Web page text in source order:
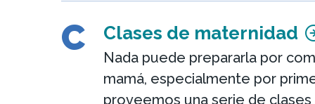
C Clases de maternidad
Nada puede prepararla por
mamá, especialmente por
proveemos una serie de clases